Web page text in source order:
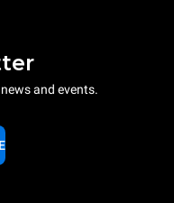
and events.